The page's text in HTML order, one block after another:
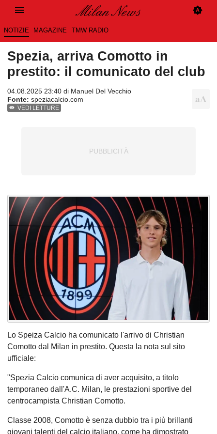
NOTIZIE MAGAZINE TMW RADIO
Spezia, arriva Comotto in
prestito: il comunicato del club
04.08.2025 23:40 di Manuel Del Vecchio
Fonte: speziacalcio.com
VEDI LETTURE
Lo Speiza Calcio ha comunicato l'arrivo di Christian
Comotto dal Milan in prestito. Questa la nota sul sito
ufficiale:
"Spezia Calcio comunica di aver acquisito, a titolo
temporaneo dall'A.C. Milan, le prestazioni sportive del
centrocampista Christian Comotto.
Classe 2008, Comotto è senza dubbio tra i più brillanti
giovani talenti del calcio italiano, come ha dimostrato